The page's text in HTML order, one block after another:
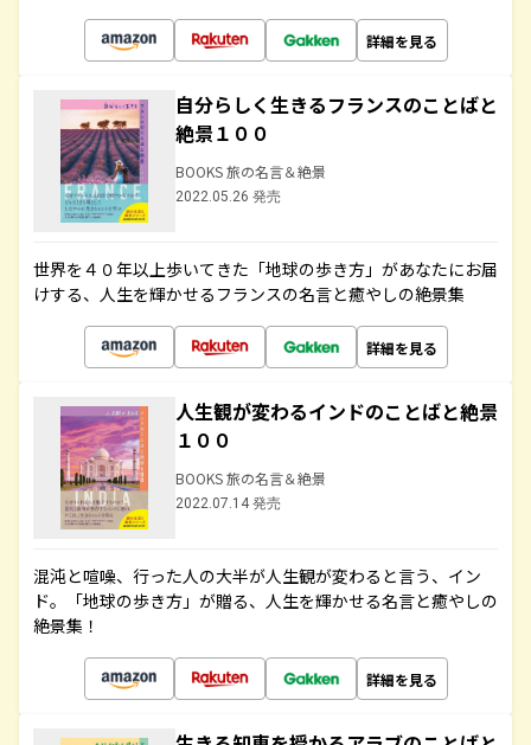
詳細を見る
自分らしく生きるフランスのことばと
絶景１００
BOOKS 旅の名言＆絶景
2022.05.26 発売
世界を４０年以上歩いてきた「地球の歩き方」があなたにお届
けする、人生を輝かせるフランスの名言と癒やしの絶景集
詳細を見る
人生観が変わるインドのことばと絶景
１００
BOOKS 旅の名言＆絶景
2022.07.14 発売
混沌と喧噪、行った人の大半が人生観が変わると言う、イン
ド。「地球の歩き方」が贈る、人生を輝かせる名言と癒やしの
絶景集！
詳細を見る